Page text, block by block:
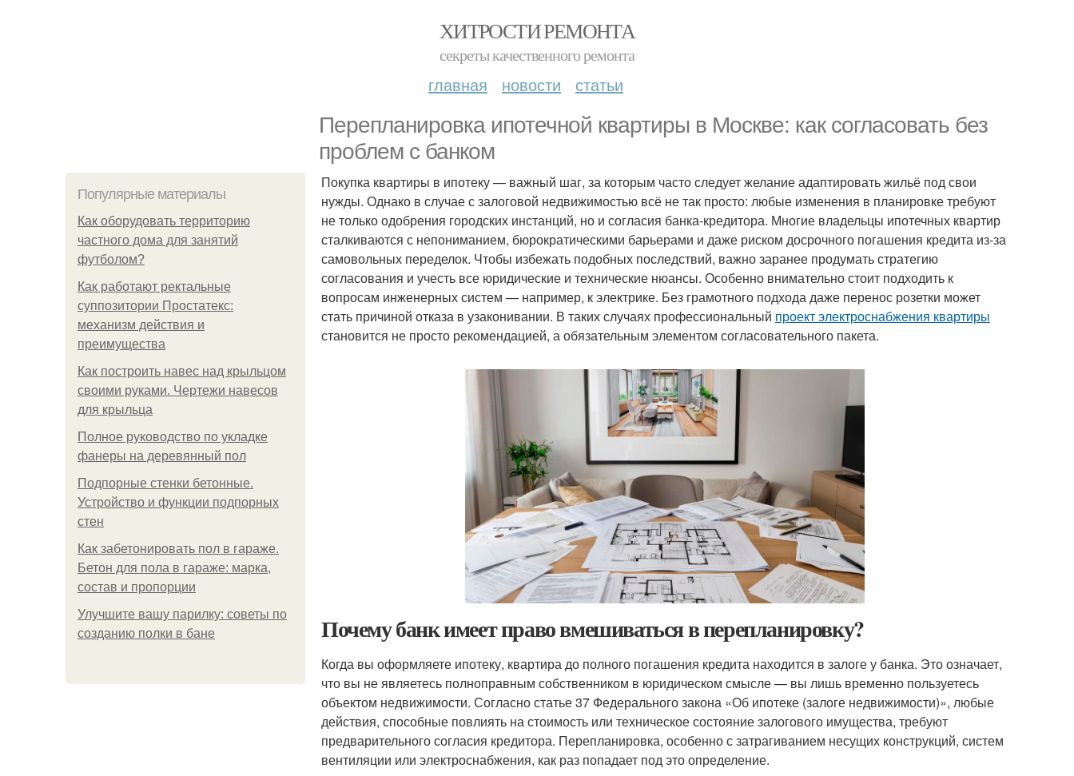
ХИТРОСТИ РЕМОНТА
секреты качественного ремонта
главная новости статьи
Перепланировка ипотечной квартиры в Москве: как согласовать без
проблем с банком
Популярные материалы
Как оборудовать территорию
частного дома для занятий
футболом?
Как работают ректальные
суппозитории Простатекс:
механизм действия и
преимущества
Как построить навес над крыльцом
своими руками. Чертежи навесов
для крыльца
Полное руководство по укладке
фанеры на деревянный пол
Подпорные стенки бетонные.
Устройство и функции подпорных
стен
Как забетонировать пол в гараже.
Бетон для пола в гараже: марка,
состав и пропорции
Улучшите вашу парилку: советы по
созданию полки в бане
Покупка квартиры в ипотеку — важный шаг, за которым часто следует желание адаптировать жильё под свои
нужды. Однако в случае с залоговой недвижимостью всё не так просто: любые изменения в планировке требуют
не только одобрения городских инстанций, но и согласия банка-кредитора. Многие владельцы ипотечных квартир
сталкиваются с непониманием, бюрократическими барьерами и даже риском досрочного погашения кредита из-за
самовольных переделок. Чтобы избежать подобных последствий, важно заранее продумать стратегию
согласования и учесть все юридические и технические нюансы. Особенно внимательно стоит подходить к
вопросам инженерных систем — например, к электрике. Без грамотного подхода даже перенос розетки может
стать причиной отказа в узаконивании. В таких случаях профессиональный проект электроснабжения квартиры
становится не просто рекомендацией, а обязательным элементом согласовательного пакета.
Почему банк имеет право вмешиваться в перепланировку?
Когда вы оформляете ипотеку, квартира до полного погашения кредита находится в залоге у банка. Это означает,
что вы не являетесь полноправным собственником в юридическом смысле — вы лишь временно пользуетесь
объектом недвижимости. Согласно статье 37 Федерального закона «Об ипотеке (залоге недвижимости)», любые
действия, способные повлиять на стоимость или техническое состояние залогового имущества, требуют
предварительного согласия кредитора. Перепланировка, особенно с затрагиванием несущих конструкций, систем
вентиляции или электроснабжения, как раз попадает под это определение.